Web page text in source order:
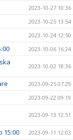
2023-10-27 10:36
2023-10-25 13:54
2023-10-24 12:50
2023-10-06 16:24
2023-10-02 18:36
2023-09-25 07:29
2023-09-22 09:19
2023-09-13 12:51
15:00 2023-09-11 12:03